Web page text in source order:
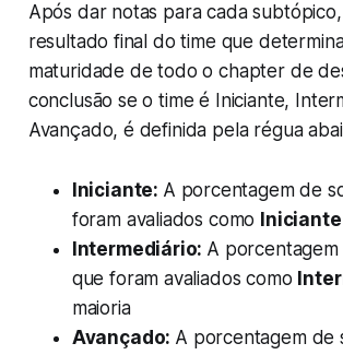
Após dar notas para cada
resultado final do time que
maturidade de todo o chapter de
conclusão se o time é Iniciante,
Avançado, é definida pela régua
Iniciante: A porcentagem de
foram avaliados como Iniciante
Intermediário: A porcentagem
que foram avaliados como
maioria
Avançado: A porcentagem de